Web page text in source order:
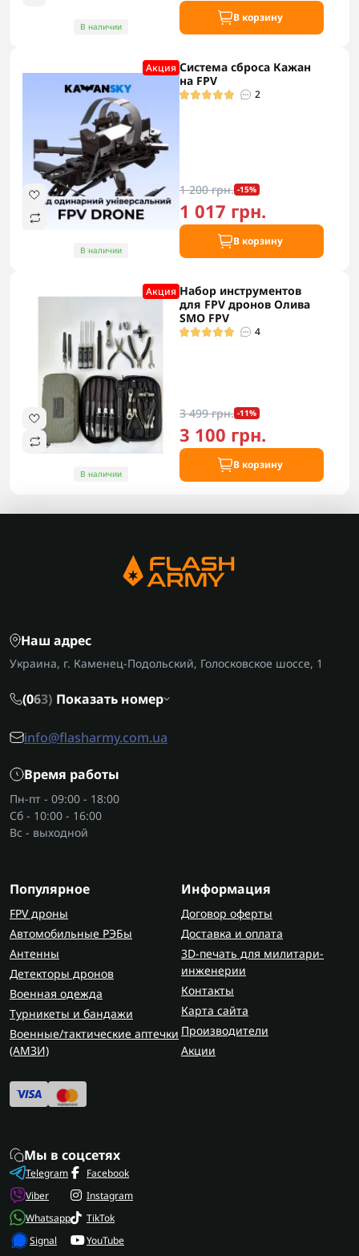
В наличии
В корзину
Акция
В наличии
Система сброса Кажан
на FPV
2
1 200 грн. -15%
1 017 грн.
В корзину
Акция
В наличии
Набор инструментов
для FPV дронов Олива
SMO FPV
4
3 499 грн. -11%
3 100 грн.
В корзину
Наш адрес
Украина, г. Каменец-Подольский, Голосковское шоссе, 1
(063) Показать номер
info@flasharmy.com.ua
Время работы
Пн-пт - 09:00 - 18:00
Сб - 10:00 - 16:00
Вс - выходной
Популярное
FPV дроны
Автомобильные РЭБы
Антенны
Детекторы дронов
Военная одежда
Турникеты и бандажи
Военные/тактические аптечки
(AMЗИ)
Информация
Договор оферты
Доставка и оплата
3D-печать для милитари-
инженерии
Контакты
Карта сайта
Производители
Акции
Мы в соцсетях
Telegram
Viber
Whatsapp
Signal
Facebook
Instagram
TikTok
YouTube